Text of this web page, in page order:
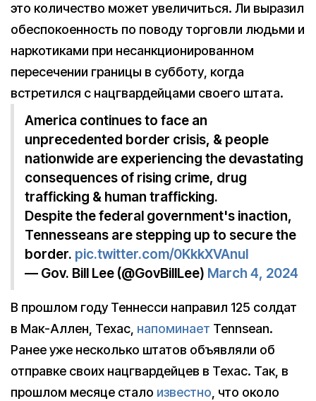
это количество может увеличиться. Ли выразил
обеспокоенность по поводу торговли людьми и
наркотиками при несанкционированном
пересечении границы в субботу, когда
встретился с нацгвардейцами своего штата.
America continues to face an
unprecedented border crisis, & people
nationwide are experiencing the devastating
consequences of rising crime, drug
trafficking & human trafficking.
Despite the federal government's inaction,
Tennesseans are stepping up to secure the
border. pic.twitter.com/0KkkXVAnul
— Gov. Bill Lee (@GovBillLee) March 4, 2024
В прошлом году Теннесси направил 125 солдат
в Мак-Аллен, Техас, напоминает Tennsean.
Ранее уже несколько штатов объявляли об
отправке своих нацгвардейцев в Техас. Так, в
прошлом месяце стало известно, что около